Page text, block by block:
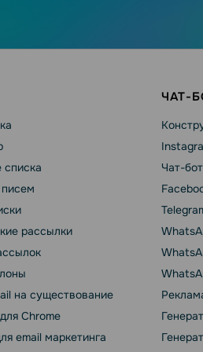
списка
писем
рассылки
на существование
Chrome
email маркетинга
ЧАТ-
Чат-